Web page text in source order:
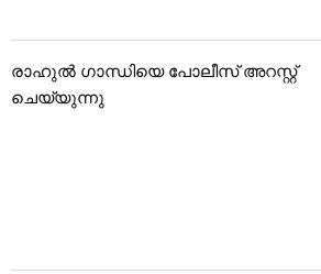
രാഹുൽ ഗാന്ധിയെ പോലീസ് അറസ്റ്റ്
ചെയ്യുന്നു